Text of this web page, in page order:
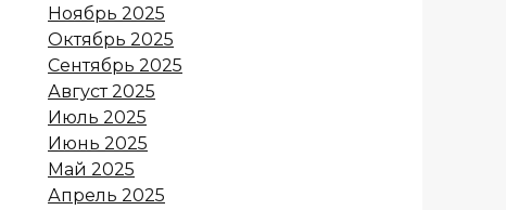
Ноябрь 2025
Октябрь 2025
Сентябрь 2025
Август 2025
Июль 2025
Июнь 2025
Май 2025
Апрель 2025